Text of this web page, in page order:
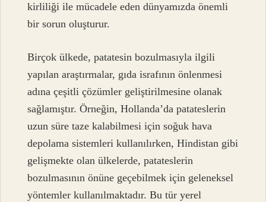
kirliliği ile mücadele eden dünyamızda önemli
bir sorun oluşturur.
Birçok ülkede, patatesin bozulmasıyla ilgili
yapılan araştırmalar, gıda israfının önlenmesi
adına çeşitli çözümler geliştirilmesine olanak
sağlamıştır. Örneğin, Hollanda’da patateslerin
uzun süre taze kalabilmesi için soğuk hava
depolama sistemleri kullanılırken, Hindistan gibi
gelişmekte olan ülkelerde, patateslerin
bozulmasının önüne geçebilmek için geleneksel
yöntemler kullanılmaktadır. Bu tür yerel